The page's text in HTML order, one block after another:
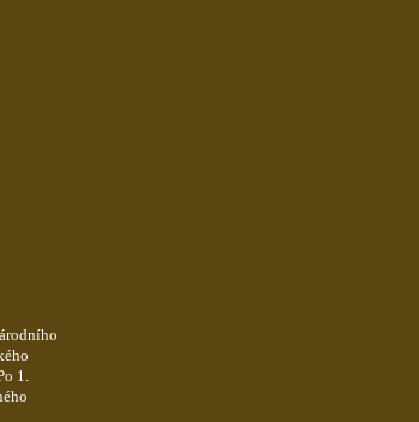
1.